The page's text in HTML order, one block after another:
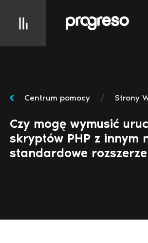
Centrum pomocy / Strony
Czy mogę wymusić
skryptów PHP z innym
standardowe